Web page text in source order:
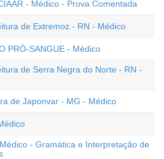
- Médico - Prova Comentada
de Extremoz - RN - Médico
PRÓ-SANGUE - Médico
de Serra Negra do Norte - RN -
de Japonvar - MG - Médico
- Gramática e Interpretação de